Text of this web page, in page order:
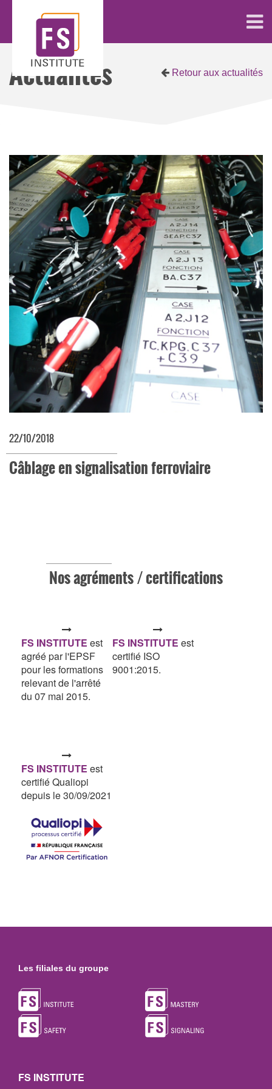
Actualités Retour aux actualités
22/10/2018
Câblage en signalisation ferroviaire
Nos agréments / certifications
FS INSTITUTE est
agréé par l'EPSF
pour les formations
relevant de l'arrêté
du 07 mai 2015.
FS INSTITUTE est
certifié ISO
9001:2015.
FS INSTITUTE est
certifié Qualiopi
depuis le 30/09/2021
Les filiales du groupe
FS INSTITUTE